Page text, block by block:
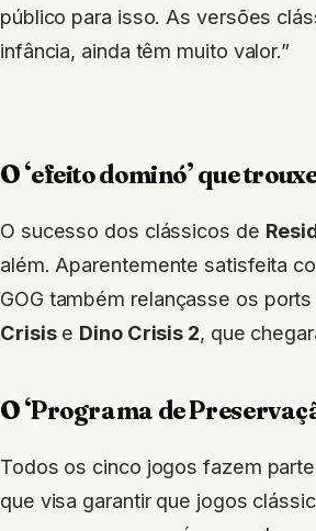
público para isso. As versões
infância, ainda têm muito valor.”
O ‘efeito dominó’ que
O sucesso dos clássicos de
além. Aparentemente satisfeita
GOG também relançasse os
Crisise Dino Crisis 2, que
O ‘Programa de
Todos os cinco jogos fazem
que visa garantir que jogos